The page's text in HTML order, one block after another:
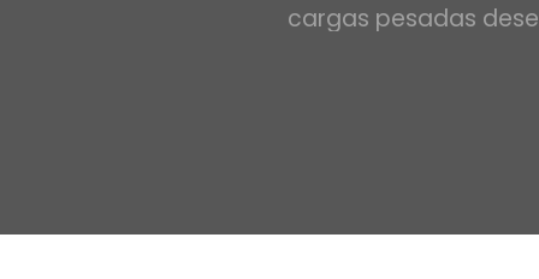
cargas pesadas